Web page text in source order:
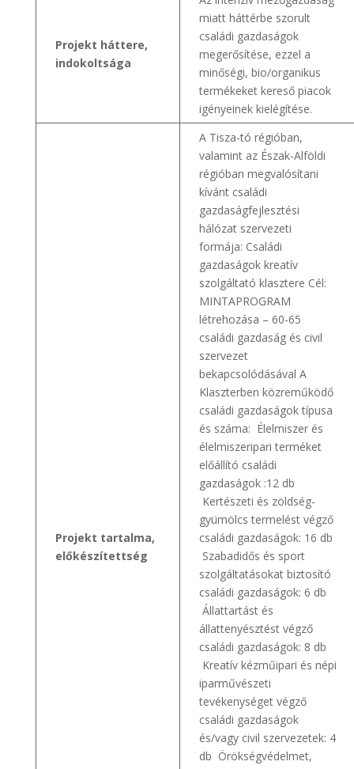
Projekt háttere,
indokoltsága
miatt háttérbe szorult
családi gazdaságok
megerősítése, ezzel a
minőségi, bio/organikus
termékeket kereső piacok
igényeinek kielégítése.
Projekt tartalma,
előkészítettség
A Tisza-tó régióban,
valamint az Észak-Alföldi
régióban megvalósítani
kívánt családi
gazdaságfejlesztési
hálózat szervezeti
formája: Családi
gazdaságok kreatív
szolgáltató klasztere Cél:
MINTAPROGRAM
létrehozása – 60-65
családi gazdaság és civil
szervezet
bekapcsolódásával A
Klaszterben közreműködő
családi gazdaságok típusa
és száma: Élelmiszer és
élelmiszeripari terméket
előállító családi
gazdaságok :12 db
Kertészeti és zöldség-
gyümölcs termelést végző
családi gazdaságok: 16 db
Szabadidős és sport
szolgáltatásokat biztosító
családi gazdaságok: 6 db
Állattartást és
állattenyésztést végző
családi gazdaságok: 8 db
Kreatív kézműipari és népi
iparművészeti
tevékenységet végző
családi gazdaságok
és/vagy civil szervezetek: 4
db Örökségvédelmet,